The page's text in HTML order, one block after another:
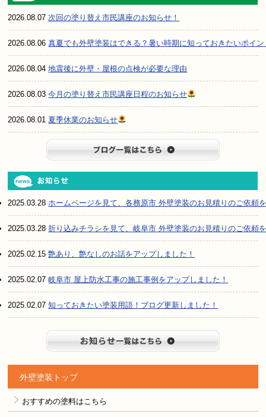
2026.08.07次回の塗り替え市民講座のお知らせ！
2026.08.06真夏でも外壁塗装はできる？暑い時期に知っておきたいポイン
2026.08.04地震後に外壁・屋根の点検が必要な理由
2026.08.03今月の塗り替え市民講座日程のお知らせ
2026.08.01 夏季休業のお知らせ
2025.03.28ホームページを見て、各務原市 外壁塗装のお見積りのご依頼
2025.03.28折り込みチラシを見て、岐阜市 外壁塗装のお見積りのご依頼
2025.02.15艶あり、艶なしのお話をアップしました！
2025.02.07岐阜市 屋上防水工事の施工事例をアップしました！
2025.02.07知っておきたい塗装用語！ブログ更新しました！
外壁塗装トップ
おすすめの塗料はこちら